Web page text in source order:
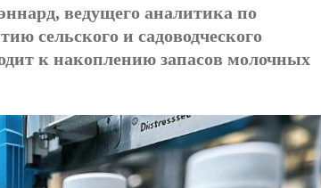
ведущего аналитика по
сельского и садоводческого
к накоплению запасов молочных